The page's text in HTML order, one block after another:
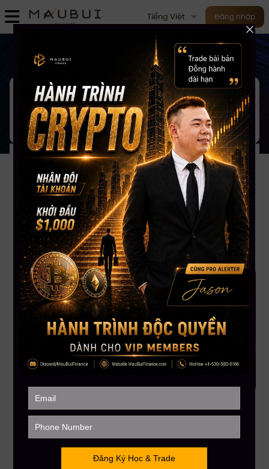
Tiếng Việt Đăng nhập
M ục lục
Nolan - 09/08/2024
Làm thế nào CEO Mau Bui
kiếm được 40 Etherium từ 10
Etherium trong 2 tuần